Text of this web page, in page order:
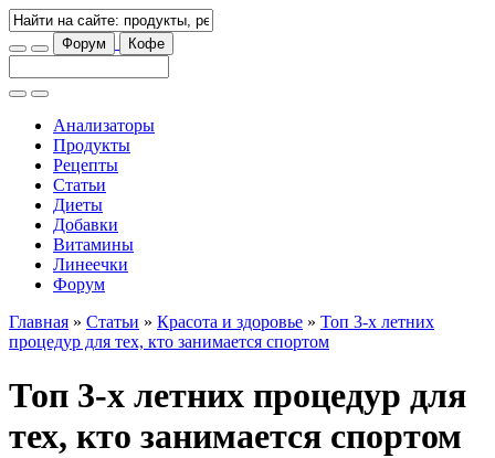
Форум Кофе
Анализаторы
Продукты
Рецепты
Статьи
Диеты
Добавки
Витамины
Линеечки
Форум
Главная » Статьи » Красота и здоровье » Топ 3-х летних
процедур для тех, кто занимается спортом
Топ 3-х летних процедур для
тех, кто занимается спортом